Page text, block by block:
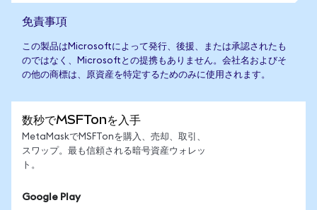
免責事項
この製品はMicrosoftによって発行、後援、または承認されたも
のではなく、Microsoftとの提携もありません。会社名およびそ
の他の商標は、原資産を特定するためのみに使用されます。
数秒でMSFTonを入手
MetaMaskでMSFTonを購入、売却、取引、
スワップ。最も信頼される暗号資産ウォレッ
ト。
Google Play